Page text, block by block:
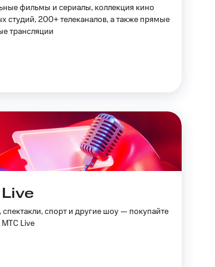
Приложения
Оплата
товары
фильмы и сериалы, коллекция кино
студий, 200+ телеканалов, а также прямые
трансляции
спорт и другие шоу — покупайте
МТС Live